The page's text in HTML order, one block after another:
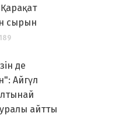
сырын
де
Айгүл
айтты